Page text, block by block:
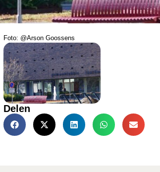
Foto: @Arson Goossens
Delen